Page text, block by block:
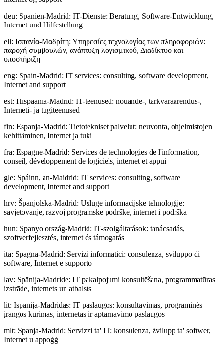
deu: Spanien-Madrid: IT-Dienste: Beratung, Software-Entwicklung,
Internet und Hilfestellung
ell: Ισπανία-Μαδρίτη: Υπηρεσίες τεχνολογίας των πληροφοριών:
παροχή συμβουλών, ανάπτυξη λογισμικού, Διαδίκτυο και
υποστήριξη
eng: Spain-Madrid: IT services: consulting, software development,
Internet and support
est: Hispaania-Madrid: IT-teenused: nõuande-, tarkvaraarendus-,
Interneti- ja tugiteenused
fin: Espanja-Madrid: Tietotekniset palvelut: neuvonta, ohjelmistojen
kehittäminen, Internet ja tuki
fra: Espagne-Madrid: Services de technologies de l'information,
conseil, développement de logiciels, internet et appui
gle: Spáinn, an-Maidrid: IT services: consulting, software
development, Internet and support
hrv: Španjolska-Madrid: Usluge informacijske tehnologije:
savjetovanje, razvoj programske podrške, internet i podrška
hun: Spanyolország-Madrid: IT-szolgáltatások: tanácsadás,
szoftverfejlesztés, internet és támogatás
ita: Spagna-Madrid: Servizi informatici: consulenza, sviluppo di
software, Internet e supporto
lav: Spānija-Madride: IT pakalpojumi konsultēšana, programmatūras
izstrāde, internets un atbalsts
lit: Ispanija-Madridas: IT paslaugos: konsultavimas, programinės
įrangos kūrimas, internetas ir aptarnavimo paslaugos
mlt: Spanja-Madrid: Servizzi ta' IT: konsulenza, żvilupp ta' softwer,
Internet u appoġġ